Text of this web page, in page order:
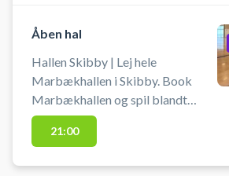
Åben hal
Hallen Skibby | Lej hele
Marbækhallen i Skibby. Book
Marbækhallen og spil blandt
andet badminton,
indendørsfodbold, volley og m.m.
21:00